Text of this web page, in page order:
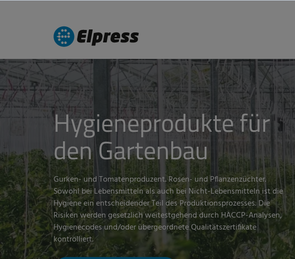
Hygieneprodukte für
den Gartenbau
Gurken- und Tomatenproduzent. Rosen- und Pflanzenzüchter.
Sowohl bei Lebensmitteln als auch bei Nicht-Lebensmitteln ist die
Hygiene ein entscheidender Teil des Produktionsprozesses. Die
Risiken werden gesetzlich weitestgehend durch HACCP-Analysen,
Hygienecodes und/oder übergeordnete Qualitätszertifikate
kontrolliert.